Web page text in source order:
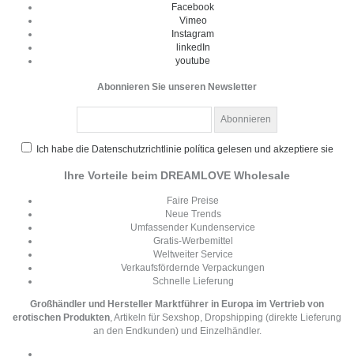
Facebook
Vimeo
Instagram
linkedIn
youtube
Abonnieren Sie unseren Newsletter
Ich habe die Datenschutzrichtlinie política gelesen und akzeptiere sie
Ihre Vorteile beim DREAMLOVE Wholesale
Faire Preise
Neue Trends
Umfassender Kundenservice
Gratis-Werbemittel
Weltweiter Service
Verkaufsfördernde Verpackungen
Schnelle Lieferung
Großhändler und Hersteller Marktführer in Europa im Vertrieb von
erotischen Produkten, Artikeln für Sexshop, Dropshipping (direkte Lieferung
an den Endkunden) und Einzelhändler.